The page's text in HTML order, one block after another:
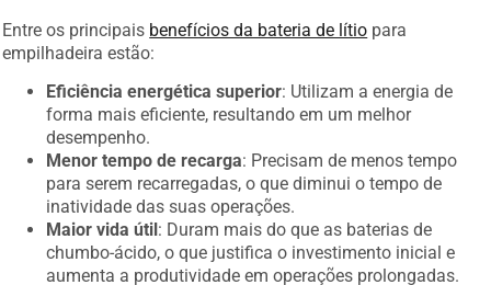
Entre os principais benefícios da bateria de lítio para
empilhadeira estão:
Eficiência energética superior: Utilizam a energia de
forma mais eficiente, resultando em um melhor
desempenho.
Menor tempo de recarga: Precisam de menos tempo
para serem recarregadas, o que diminui o tempo de
inatividade das suas operações.
Maior vida útil: Duram mais do que as baterias de
chumbo-ácido, o que justifica o investimento inicial e
aumenta a produtividade em operações prolongadas.